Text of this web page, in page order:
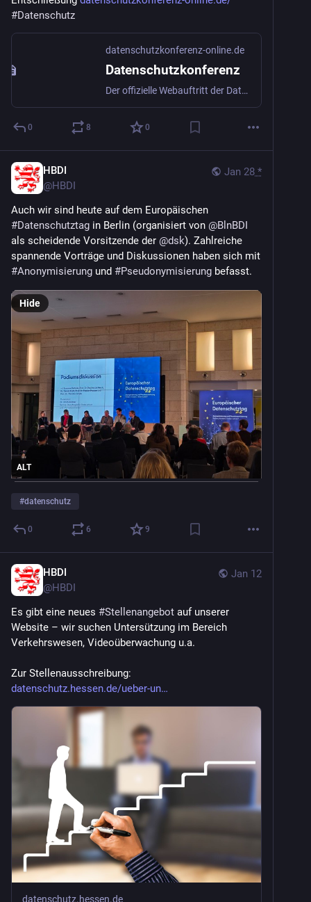
#Datenschutz
datenschutzkonferenz-online.de
Datenschutzkonferenz
Der offizielle Webauftritt der Datenschutzkonferenz (DSK), dem Gremium der deutschen Datenschutzaufsichtsbehörden
0 8 0
Jan 28 *
HBDI
@HBDI
#Datenschutztag in Berlin (organisiert von @BlnBDI
als scheidende Vorsitzende der @dsk). Zahlreiche
#Anonymisierung und #Pseudonymisierung befasst.
ALT
Hide
#datenschutz
0 6 9
Jan 12
HBDI
@HBDI
Es gibt eine neues #Stellenangebot auf unserer
Website – wir suchen Untersützung im Bereich
Verkehrswesen, Videoüberwachung u.a.
Zur Stellenausschreibung:
datenschutz.hessen.de/ueber-un
datenschutz.hessen.de